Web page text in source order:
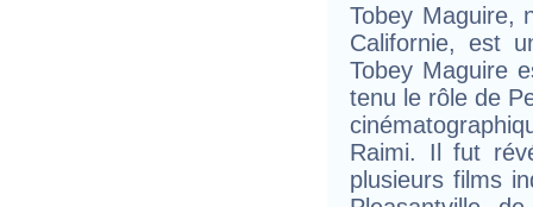
Tobey Maguire,
Californie, est
Tobey Maguire
tenu le rôle de
Raimi. Il fut
plusieurs films